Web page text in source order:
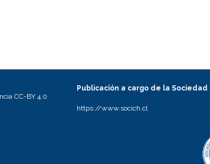
CC-BY 4.0
Publicación a cargo de la
https://www.socich.cl